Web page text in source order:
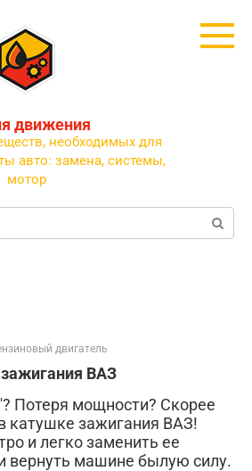
движения
необходимых для
авто: замена, системы,
мотор
двигатель
ВАЗ
Потеря мощности? Скорее
катушке зажигания ВАЗ!
и легко заменить ее
вернуть машине былую силу.